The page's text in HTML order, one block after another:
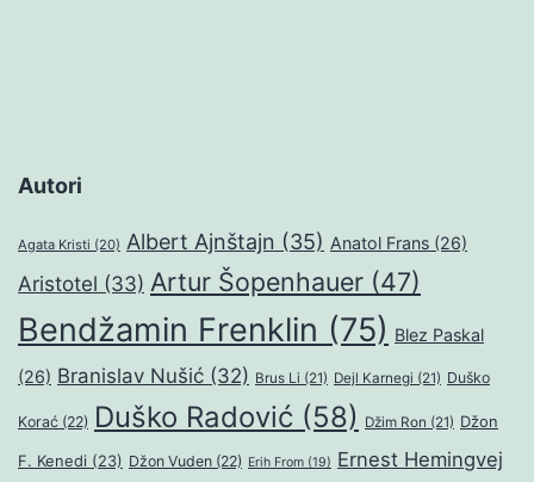
Autori
Agata Kristi (20) Albert Ajnštajn (35) Anatol Frans (26)
Aristotel (33) Artur Šopenhauer (47)
Bendžamin Frenklin (75) Blez Paskal
(26) Branislav Nušić (32) Brus Li (21) Dejl Karnegi (21) Duško
Korać (22) Duško Radović (58) Džim Ron (21) Džon
F. Kenedi (23) Džon Vuden (22) Erih From (19) Ernest Hemingvej